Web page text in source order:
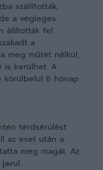
szállították,
a végleges
állították fel.
a
meg műtét nélkül,
is kerülhet. A
6 hónap.
térdsérülést
az eset után a
meg magát. Az